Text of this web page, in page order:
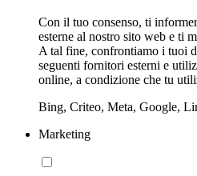
Con il tuo consenso, ti
esterne al nostro sito web e ti
A tal fine, confrontiamo i tuoi
seguenti fornitori esterni e
online, a condizione che tu
Bing, Criteo, Meta, Google,
Marketing